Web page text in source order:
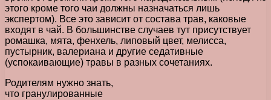
этого кроме того чаи должны назначаться лишь
экспертом). Все это зависит от состава трав, каковые
входят в чай. В большинстве случаев тут присутствует
ромашка, мята, фенхель, липовый цвет, мелисса,
пустырник, валериана и другие седативные
(успокаивающие) травы в разных сочетаниях.
Родителям нужно знать,
что гранулированные